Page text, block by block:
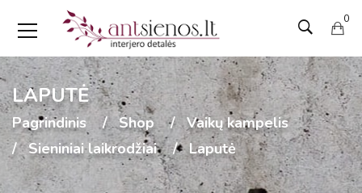
0
LAPUTĖ
Pagrindinis Shop
Vaikų kampelis
Sieniniai laikrodžiai
Laputė